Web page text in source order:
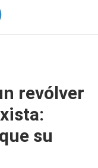
revólver
su